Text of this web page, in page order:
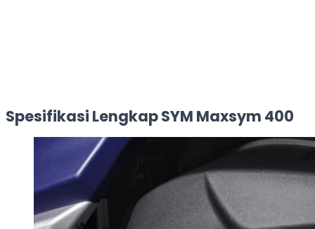
Spesifikasi Lengkap SYM Maxsym 400